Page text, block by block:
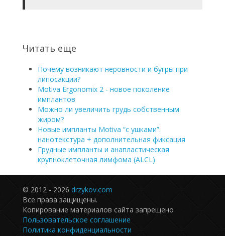
Читать еще
Почему возникают неровности и бугры при
липосакции?
Motiva Ergonomix 2 - новое поколение
имплантов
Можно ли увеличить грудь собственным
жиром?
Новые импланты Motiva “с ушками”:
нанотекстура + дополнительная фиксация
Грудные импланты и анапластическая
крупноклеточная лимфома (ALCL)
© 2012 - 2026 drzykov.com
Все права защищены.
Копирование материалов сайта запрещено
Пользовательское соглашение
Политика конфиденциальности